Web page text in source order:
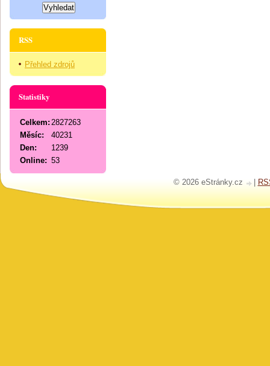
RSS
Přehled zdrojů
Statistiky
Online: 53
Celkem: 2827263
Měsíc:
40231
Den:
1239
© 2026 eStránky.cz